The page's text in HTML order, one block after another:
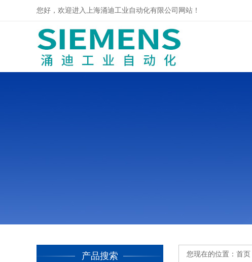
您好，欢迎进入上海涌迪工业自动化有限公司网站！
产品搜索 您现在的位置： 首页